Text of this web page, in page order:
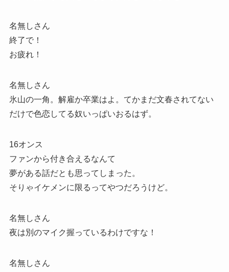
名無しさん
終了で！
お疲れ！
名無しさん
氷山の一角。解雇か卒業はよ。てかまだ文春されてない
だけで色恋してる奴いっぱいおるはず。
16オンス
ファンから付き合えるなんて
夢がある話だとも思ってしまった。
そりゃイケメンに限るってやつだろうけど。
名無しさん
夜は別のマイク握っているわけですな！
名無しさん